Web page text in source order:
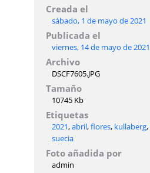
Creada el
sábado, 1 de mayo de 2021
Publicada el
viernes, 14 de mayo de 2021
Archivo
DSCF7605.JPG
Tamaño
10745 Kb
Etiquetas
2021,abril,flores, kullaberg,
suecia
Foto añadida por
admin